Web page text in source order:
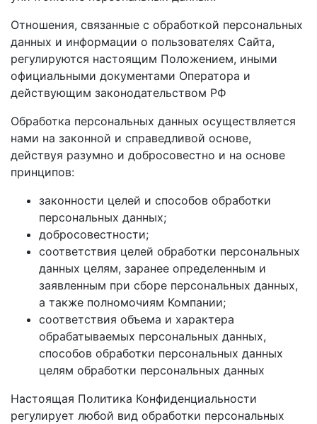
Отношения, связанные с обработкой персональных
данных и информации о пользователях Сайта,
регулируются настоящим Положением, иными
официальными документами Оператора и
действующим законодательством РФ
Обработка персональных данных осуществляется
нами на законной и справедливой основе,
действуя разумно и добросовестно и на основе
принципов:
законности целей и способов обработки
персональных данных;
добросовестности;
соответствия целей обработки персональных
данных целям, заранее определенным и
заявленным при сборе персональных данных,
а также полномочиям Компании;
соответствия объема и характера
обрабатываемых персональных данных,
способов обработки персональных данных
целям обработки персональных данных
Настоящая Политика Конфиденциальности
регулирует любой вид обработки персональных